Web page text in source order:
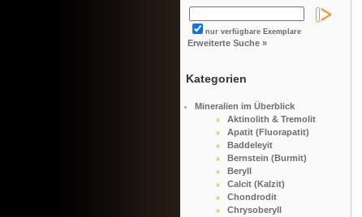
nur verfügbare Exemplare
Erweiterte Suche »
Kategorien
Mineralien im Überblick
Aktinolith & Tremolit
Apatit (Fluorapatit)
Baddeleyit
Bernstein (Burmit)
Beryll
Calcit (Kalzit)
Chondrodit
Chrysoberyll